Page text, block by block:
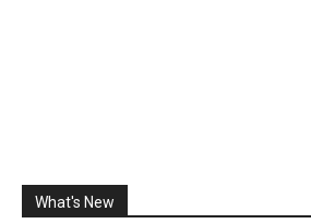
What's New